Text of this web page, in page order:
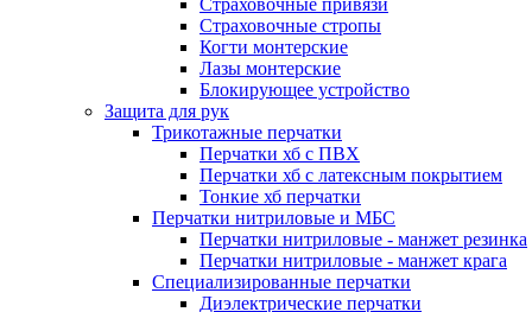
Страховочные привязи
Страховочные стропы
Когти монтерские
Лазы монтерские
Блокирующее устройство
Защита для рук
Трикотажные перчатки
Перчатки хб с ПВХ
Перчатки хб с латексным покрытием
Тонкие хб перчатки
Перчатки нитриловые и МБС
Перчатки нитриловые - манжет резинка
Перчатки нитриловые - манжет крага
Специализированные перчатки
Диэлектрические перчатки